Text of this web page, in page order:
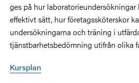
ges på hur
effektivt sätt, hur företagssköterskor
undersökningarna och träning i
tjänstbarhetsbedömning utifrån olika
Kursplan